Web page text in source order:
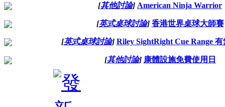
[其他討論] American Ninja Warrior
[英式桌球討論] 香港世界桌球大師賽
[英式桌球討論] Riley SightRight Cue Range
[其他討論] 康體設施免費使用日